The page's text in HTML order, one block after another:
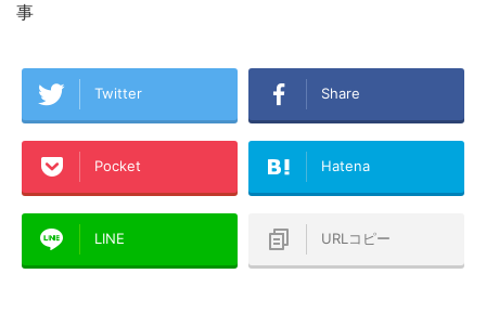
事
Twitter Share
Pocket Hatena
LINE URLコピー